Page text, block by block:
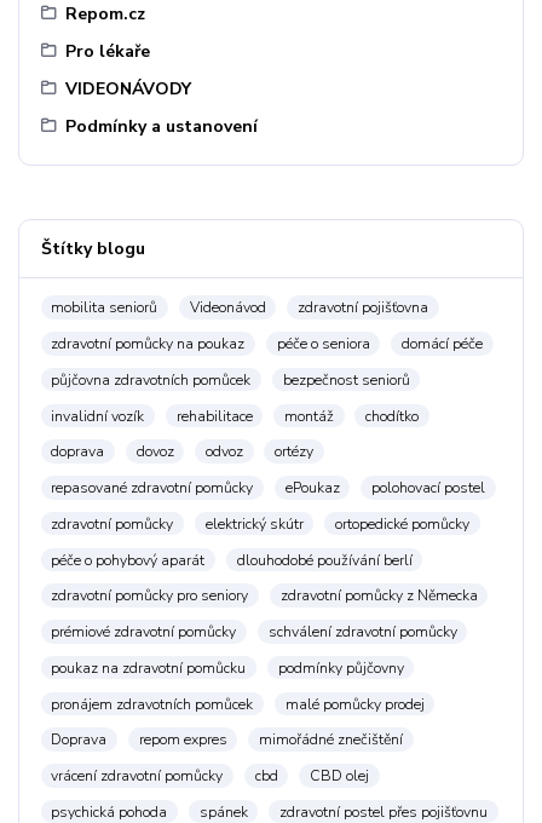
Repom.cz
Pro lékaře
VIDEONÁVODY
Podmínky a ustanovení
Štítky blogu
mobilita seniorů Videonávod
zdravotní pojišťovna
zdravotní pomůcky na poukaz
péče o seniora
domácí péče
půjčovna zdravotních pomůcek
bezpečnost seniorů
invalidní vozík
rehabilitace montáž
chodítko
doprava
dovoz odvoz
ortézy
repasované zdravotní pomůcky
ePoukaz
polohovací postel
zdravotní pomůcky
elektrický skútr
ortopedické pomůcky
péče o pohybový aparát
dlouhodobé používání berlí
zdravotní pomůcky pro seniory
zdravotní pomůcky z Německa
prémiové zdravotní pomůcky
schválení zdravotní pomůcky
poukaz na zdravotní pomůcku
podmínky půjčovny
pronájem zdravotních pomůcek
malé pomůcky prodej
Doprava
repom expres
mimořádné znečištění
vrácení zdravotní pomůcky
cbd
CBD olej
psychická pohoda
spánek
zdravotní postel přes pojišťovnu